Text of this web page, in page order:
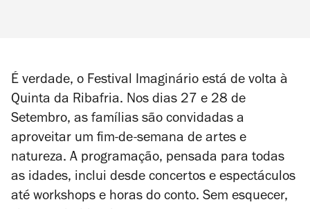
É verdade, o Festival Imaginário está de volta à
Quinta da Ribafria. Nos dias 27 e 28 de
Setembro, as famílias são convidadas a
aproveitar um fim-de-semana de artes e
natureza. A programação, pensada para todas
as idades, inclui desde concertos e espectáculos
até workshops e horas do conto. Sem esquecer,